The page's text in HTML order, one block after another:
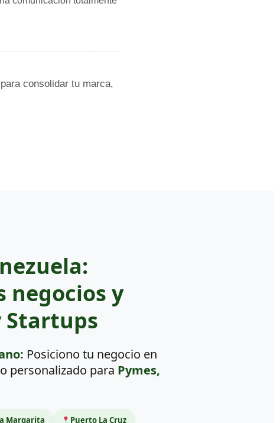
consolidar tu marca,
negocios y
Startups
Posiciono tu negocio en
personalizado para Pymes,
Margarita Puerto La Cruz